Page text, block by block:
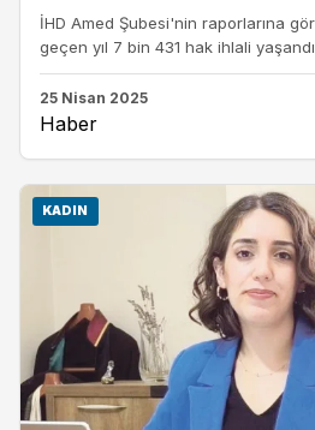
İHD Amed Şubesi'nin raporlarına
geçen yıl 7 bin 431 hak ihlali
25 Nisan 2025
Haber
KADIN